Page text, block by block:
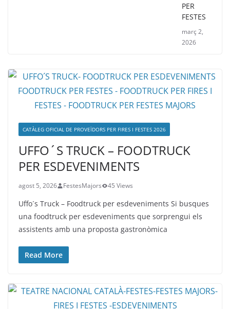
PER
FESTES
març 2,
2026
CATÀLEG OFICIAL DE PROVEÏDORS PER FIRES I FESTES 2026
UFFO´S TRUCK – FOODTRUCK
PER ESDEVENIMENTS
agost 5, 2026 FestesMajors 45 Views
Uffo´s Truck – Foodtruck per esdeveniments Si busques
una foodtruck per esdeveniments que sorprengui els
assistents amb una proposta gastronòmica
Read More